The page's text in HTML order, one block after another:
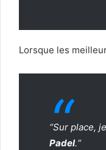
Lorsque les
“Sur place,
Padel.“